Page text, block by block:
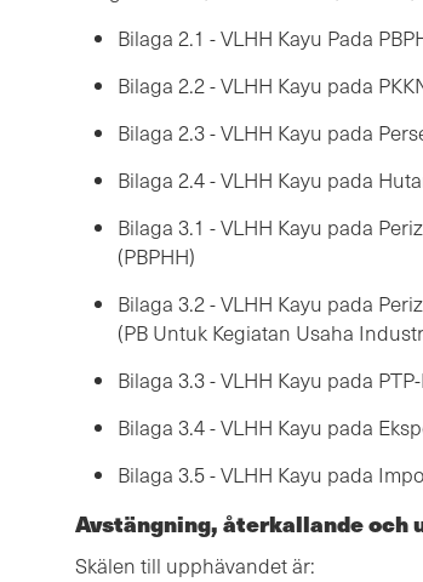
Bilaga 2.1 - VLHH Kayu Pada
Bilaga 2.2 - VLHH Kayu pada
Bilaga 2.3 - VLHH Kayu pada
Bilaga 2.4 - VLHH Kayu pada
Bilaga 3.1 - VLHH Kayu pada
(PBPHH)
Bilaga 3.2 - VLHH Kayu pada
(PB Untuk Kegiatan Usaha
Bilaga 3.3 - VLHH Kayu pada
Bilaga 3.4 - VLHH Kayu pada
Bilaga 3.5 - VLHH Kayu pada
Avstängning, återkallande och
Skälen till upphävandet är: